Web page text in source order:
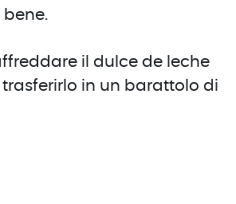
il dulce de leche
in un barattolo di